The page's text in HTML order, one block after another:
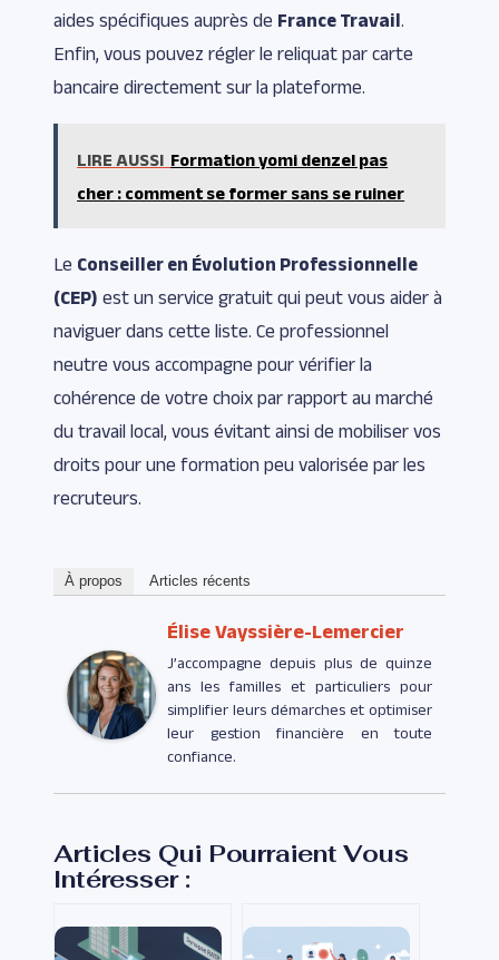
aides spécifiques auprès de France Travail .
Enfin, vous pouvez régler le reliquat par carte
bancaire directement sur la plateforme.
LIRE AUSSI Formation yomi denzel pas
cher : comment se former sans se ruiner
Le Conseiller en Évolution Professionnelle
(CEP) est un service gratuit qui peut vous aider à
naviguer dans cette liste. Ce professionnel
neutre vous accompagne pour vérifier la
cohérence de votre choix par rapport au marché
du travail local, vous évitant ainsi de mobiliser vos
droits pour une formation peu valorisée par les
recruteurs.
À propos Articles récents
Élise Vayssière-Lemercier
J’accompagne depuis plus de quinze
ans les familles et particuliers pour
simplifier leurs démarches et optimiser
leur gestion financière en toute
confiance.
Articles Qui Pourraient Vous
Intéresser :